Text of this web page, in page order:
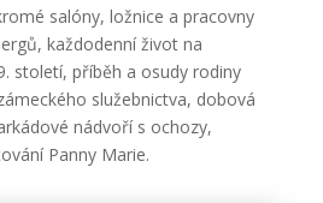
salóny, ložnice a pracovny
každodenní život na
století, příběh a osudy rodiny
služebnictva, dobová
nádvoří s ochozy,
Panny Marie.